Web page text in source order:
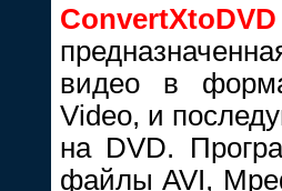
ConvertXtoDVD
видео в
Video, и
на DVD.
файлы AVI,